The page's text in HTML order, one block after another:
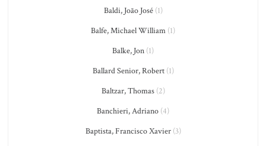
Baldi, João José(1)
Balfe, Michael William (1)
Balke, Jon (1)
Ballard Senior, Robert(1)
Baltzar, Thomas(2)
Banchieri, Adriano (4)
Baptista, Francisco Xavier(3)